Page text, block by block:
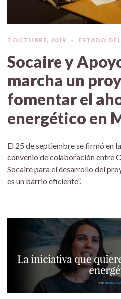
7 OCTUBRE, 2019 ESTADO
Socaire y
marcha un
fomentar el
energético en
El 25 de septiembre se firmó en
convenio de colaboración entre
Socaire para el desarrollo del
es un barrio eficiente”.